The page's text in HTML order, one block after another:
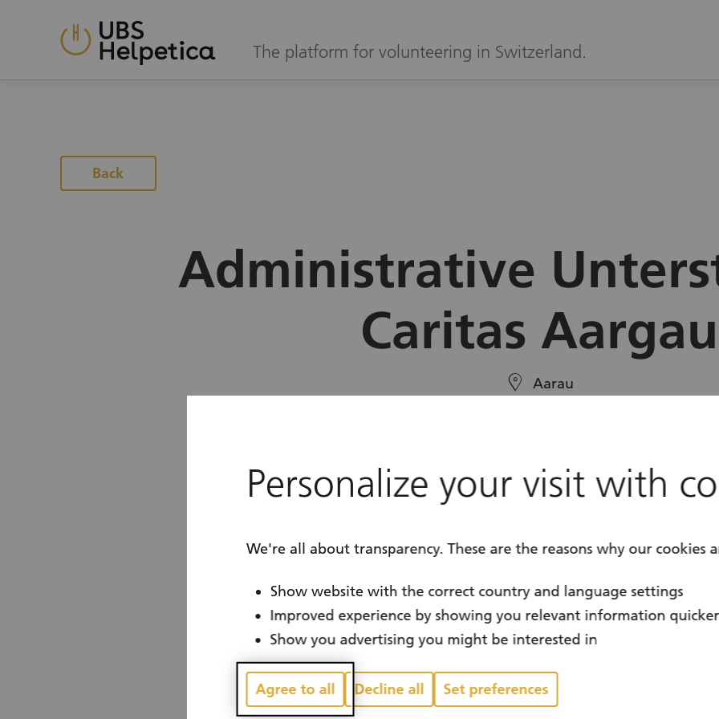
The platform for volunteering in Switzerland.
Back
Administrative
Caritas Aargau
location
Aarau
Personalize your visit with
We're all about transparency. These are the reasons why our cookies
Show website with the correct country and language settings
Improved experience by showing you relevant information quicker
Show you advertising you might be interested in
Agree to all Decline all Set preferences